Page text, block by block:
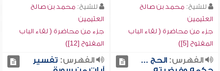
للشيخ: محمد بن صالح
العثيمين
جزء من محاضرة ( لقاء الباب
المفتوح [5])
للشيخ: محمد بن صالح
العثيمين
جزء من محاضرة ( لقاء الباب
المفتوح [12])
الفهرس:الحج ...
الفهرس: تفسير